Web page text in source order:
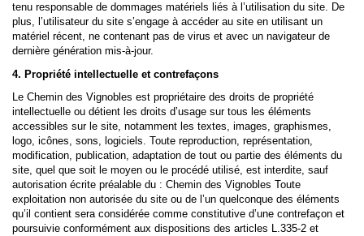
tenu responsable de dommages matériels liés à l’utilisation du site. De
plus, l’utilisateur du site s’engage à accéder au site en utilisant un
matériel récent, ne contenant pas de virus et avec un navigateur de
dernière génération mis-à-jour.
4. Propriété intellectuelle et contrefaçons
Le Chemin des Vignobles est propriétaire des droits de propriété
intellectuelle ou détient les droits d’usage sur tous les éléments
accessibles sur le site, notamment les textes, images, graphismes,
logo, icônes, sons, logiciels. Toute reproduction, représentation,
modification, publication, adaptation de tout ou partie des éléments du
site, quel que soit le moyen ou le procédé utilisé, est interdite, sauf
autorisation écrite préalable du : Chemin des Vignobles Toute
exploitation non autorisée du site ou de l’un quelconque des éléments
qu’il contient sera considérée comme constitutive d’une contrefaçon et
poursuivie conformément aux dispositions des articles L.335-2 et